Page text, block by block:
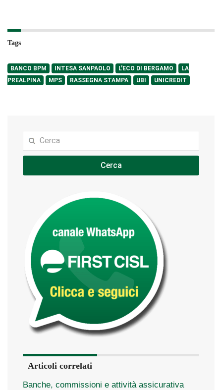
Tags
BANCO BPM INTESA SANPAOLO L'ECO DI BERGAMO
LA
PREALPINA
MPS RASSEGNA STAMPA UBI UNICREDIT
Cerca
Articoli correlati
Banche, commissioni e attività assicurativa